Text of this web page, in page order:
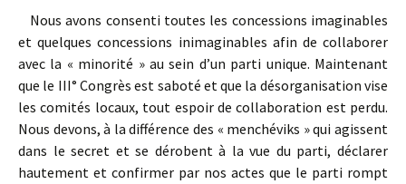
Nous avons consenti toutes les concessions imaginables
et quelques concessions inimaginables afin de collaborer
avec la « minorité » au sein d’un parti unique. Maintenant
que le III° Congrès est saboté et que la désorganisation vise
les comités locaux, tout espoir de collaboration est perdu.
Nous devons, à la différence des « menchéviks » qui agissent
dans le secret et se dérobent à la vue du parti, déclarer
hautement et confirmer par nos actes que le parti rompt